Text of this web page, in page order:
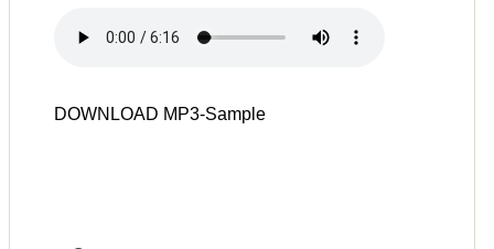
DOWNLOAD MP3-Sample